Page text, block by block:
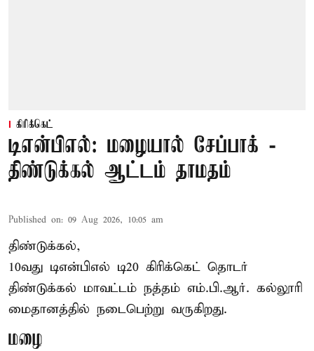
கிரிக்கெட்
டிஎன்பிஎல்: மழையால் சேப்பாக் -
திண்டுக்கல் ஆட்டம் தாமதம்
Published on: 09 Aug 2026, 10:05 am
திண்டுக்கல்,
10வது டிஎன்பிஎல் டி20 கிரிக்கெட் தொடர்
திண்டுக்கல் மாவட்டம் நத்தம் எம்.பி.ஆர். கல்லூரி
மைதானத்தில் நடைபெற்று வருகிறது.
மழை